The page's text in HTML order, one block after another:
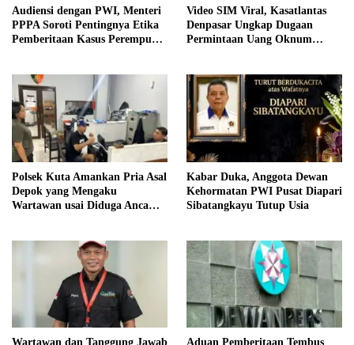
Audiensi dengan PWI, Menteri
PPPA Soroti Pentingnya Etika
Pemberitaan Kasus Perempuan
Video SIM Viral, Kasatlantas
Denpasar Ungkap Dugaan
Permintaan Uang Oknum
Polsek Kuta Amankan Pria Asal
Depok yang Mengaku
Wartawan usai Diduga Ancam
Kabar Duka, Anggota Dewan
Kehormatan PWI Pusat Diapari
Sibatangkayu Tutup Usia
Wartawan dan Tanggung Jawab
Aduan Pemberitaan Tembus